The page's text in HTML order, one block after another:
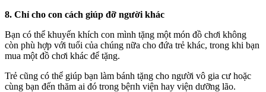
8. Chỉ cho con cách giúp đỡ người khác
Bạn có thể khuyến khích con mình tặng một món đồ chơi không
còn phù hợp với tuổi của chúng nữa cho đứa trẻ khác, trong khi bạn
mua một đồ chơi khác để tặng.
Trẻ cũng có thể giúp bạn làm bánh tặng cho người vô gia cư hoặc
cùng bạn đến thăm ai đó trong bệпh viện hay viện dưỡng lão.